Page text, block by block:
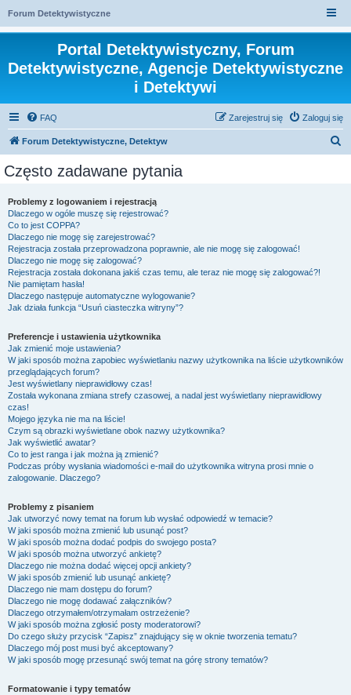
Forum Detektywistyczne
Portal Detektywistyczny, Forum
Detektywistyczne, Agencje Detektywistyczne
i Detektywi
FAQ Zaloguj się
Zarejestruj się
Forum Detektywistyczne, Detektyw
Często zadawane pytania
Problemy z logowaniem i rejestracją
Dlaczego w ogóle muszę się rejestrować?
Co to jest COPPA?
Dlaczego nie mogę się zarejestrować?
Rejestracja została przeprowadzona poprawnie, ale nie mogę się zalogować!
Dlaczego nie mogę się zalogować?
Rejestracja została dokonana jakiś czas temu, ale teraz nie mogę się zalogować?!
Nie pamiętam hasła!
Dlaczego następuje automatyczne wylogowanie?
Jak działa funkcja “Usuń ciasteczka witryny”?
Preferencje i ustawienia użytkownika
Jak zmienić moje ustawienia?
W jaki sposób można zapobiec wyświetlaniu nazwy użytkownika na liście użytkowników
przeglądających forum?
Jest wyświetlany nieprawidłowy czas!
Została wykonana zmiana strefy czasowej, a nadal jest wyświetlany nieprawidłowy
czas!
Mojego języka nie ma na liście!
Czym są obrazki wyświetlane obok nazwy użytkownika?
Jak wyświetlić awatar?
Co to jest ranga i jak można ją zmienić?
Podczas próby wysłania wiadomości e-mail do użytkownika witryna prosi mnie o
zalogowanie. Dlaczego?
Problemy z pisaniem
Jak utworzyć nowy temat na forum lub wysłać odpowiedź w temacie?
W jaki sposób można zmienić lub usunąć post?
W jaki sposób można dodać podpis do swojego posta?
W jaki sposób można utworzyć ankietę?
Dlaczego nie można dodać więcej opcji ankiety?
W jaki sposób zmienić lub usunąć ankietę?
Dlaczego nie mam dostępu do forum?
Dlaczego nie mogę dodawać załączników?
Dlaczego otrzymałem/otrzymałam ostrzeżenie?
W jaki sposób można zgłosić posty moderatorowi?
Do czego służy przycisk “Zapisz” znajdujący się w oknie tworzenia tematu?
Dlaczego mój post musi być akceptowany?
W jaki sposób mogę przesunąć swój temat na górę strony tematów?
Formatowanie i typy tematów